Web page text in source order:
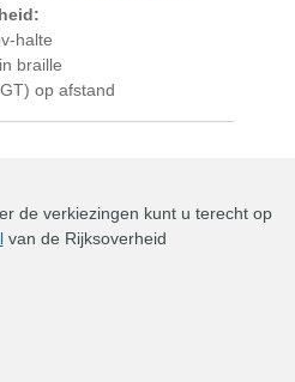
halte
braille
op afstand
de verkiezingen kunt u terecht op
van de Rijksoverheid